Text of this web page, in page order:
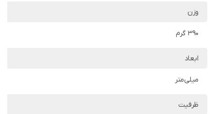
وزن
390 گرم
ابعاد
میلی‌متر
ظرفیت